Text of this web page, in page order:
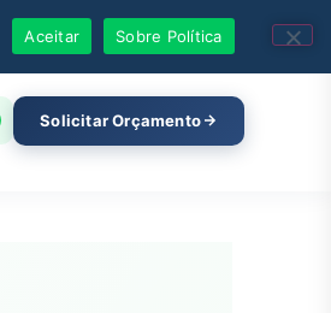
Solicitar Orçamento
Aceitar Sobre Política